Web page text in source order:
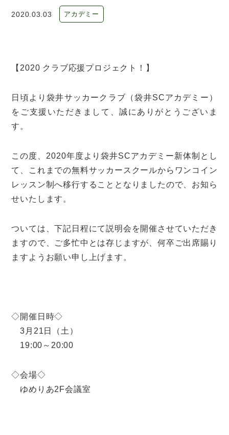
2020.03.03 アカデミー
【2020 クラブ応援プロジェクト！】
日頃より袋井サッカークラブ（袋井SCアカデミー）
をご支援いただきまして、誠にありがとうございま
す。
この度、2020年度より袋井SCアカデミー新体制とし
て、これまでの無料サッカースクールからワンコイン
レッスン制へ移行することとなりましたので、お知ら
せいたします。
ついては、下記日程にて説明会を開催させていただき
ますので、ご多忙中とは存じますが、何卒ご出席賜り
ますようお願い申し上げます。
◇開催日時◇
3月21日（土）
19:00～20:00
◇会場◇
ゆめりあ2F会議室